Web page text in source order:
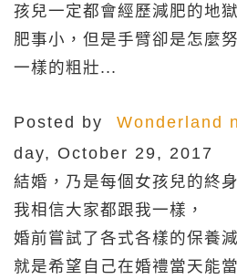
孩兒一定都會經歷減肥的地
肥事小，但是手臂卻是怎麼
一樣的粗壯...
Posted by Wonderland
day, October 29, 2017
結婚，乃是每個女孩兒的終身
我相信大家都跟我一樣，
婚前嘗試了各式各樣的保養
就是希望自己在婚禮當天能